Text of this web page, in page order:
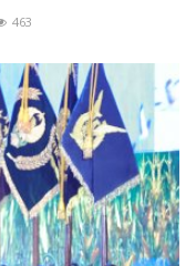
463